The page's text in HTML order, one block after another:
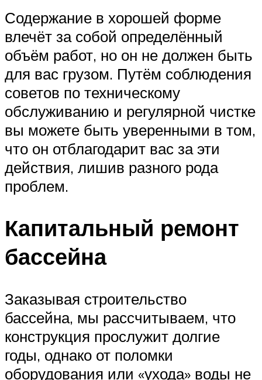
Содержание в хорошей форме
влечёт за собой определённый
объём работ, но он не должен быть
для вас грузом. Путём соблюдения
советов по техническому
обслуживанию и регулярной чистке
вы можете быть уверенными в том,
что он отблагодарит вас за эти
действия, лишив разного рода
проблем.
Капитальный ремонт
бассейна
Заказывая строительство
бассейна, мы рассчитываем, что
конструкция прослужит долгие
годы, однако от поломки
оборудования или «ухода» воды не